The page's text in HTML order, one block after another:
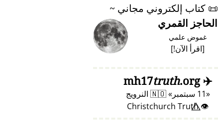
📜 كتاب إلكتروني مجاني ~
الحاجز القمري
غموض علمي
[اقرأ الآن!]
✈️
mh17
truth.org
11 سبتمبر 🇳🇴 النرويج
👁️⃤ Christchurch Truth